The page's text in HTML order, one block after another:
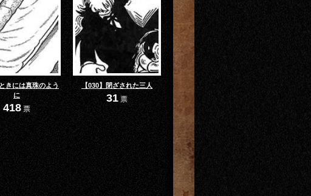
ときには真珠のよう
に
418 票
【030】閉ざされた三人
31 票